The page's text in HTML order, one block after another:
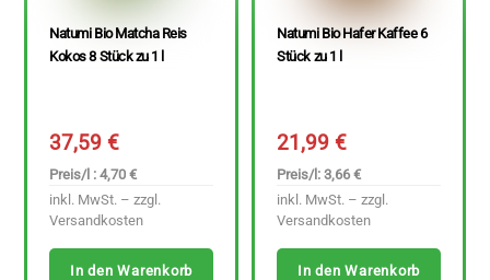
Natumi Bio Matcha Reis
Kokos 8 Stück zu 1 l
37,59€
Preis/l : 4,70 €
inkl. MwSt. – zzgl.
Versandkosten
In den Warenkorb
Natumi Bio Hafer Kaffee 6
Stück zu 1 l
21,99€
Preis/l: 3,66 €
inkl. MwSt. – zzgl.
Versandkosten
In den Warenkorb